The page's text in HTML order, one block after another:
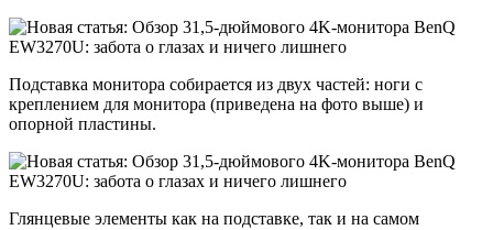
Подставка монитора собирается из двух частей: ноги с
креплением для монитора (приведена на фото выше) и
опорной пластины.
Глянцевые элементы как на подставке, так и на самом